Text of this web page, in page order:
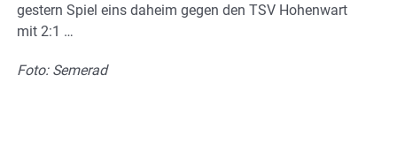
gestern Spiel eins daheim gegen den TSV Hohenwart
mit 2:1 …
Foto: Semerad